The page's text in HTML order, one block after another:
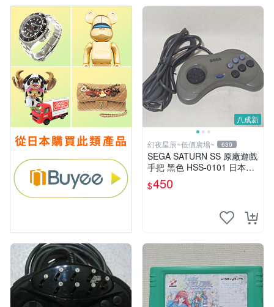
八成新
幻夜星辰~低價廣場~ 630
SEGA SATURN SS 原廠遊戲
手把 黑色 HSS-0101 日本製
BB0461
$450